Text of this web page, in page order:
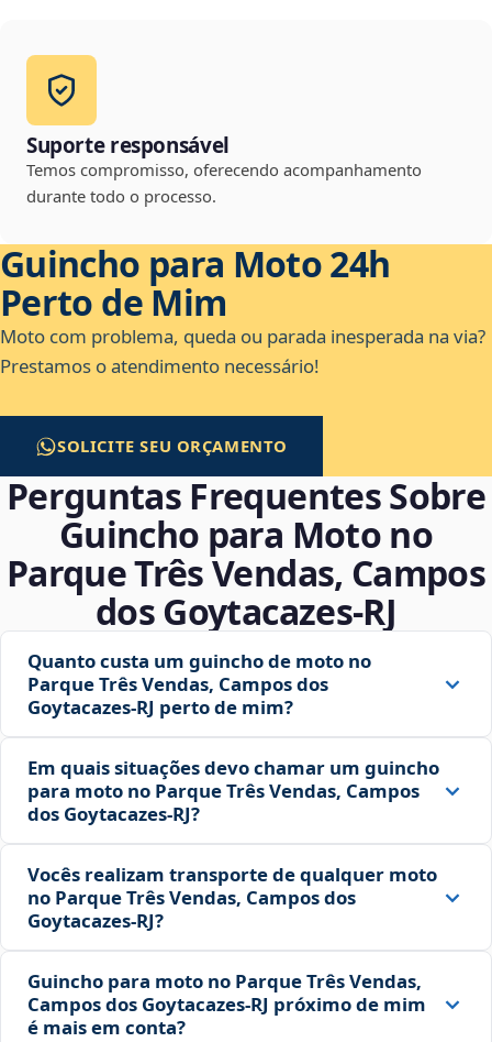
Suporte responsável
Temos compromisso, oferecendo acompanhamento
durante todo o processo.
Guincho para Moto 24h
Perto de Mim
Moto com problema, queda ou parada inesperada na via?
Prestamos o atendimento necessário!
SOLICITE SEU ORÇAMENTO
Perguntas Frequentes Sobre
Guincho para Moto no
Parque Três Vendas, Campos
dos Goytacazes‑RJ
Quanto custa um guincho de moto no
Parque Três Vendas, Campos dos
Goytacazes‑RJ perto de mim?
Em quais situações devo chamar um guincho
para moto no Parque Três Vendas, Campos
dos Goytacazes‑RJ?
Vocês realizam transporte de qualquer moto
no Parque Três Vendas, Campos dos
Goytacazes‑RJ?
Guincho para moto no Parque Três Vendas,
Campos dos Goytacazes‑RJ próximo de mim
é mais em conta?